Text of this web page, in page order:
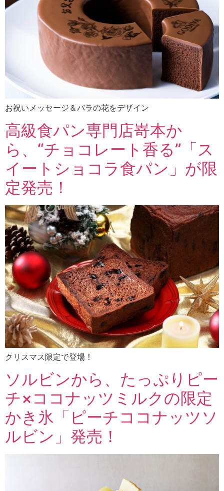
お祝いメッセージ＆バラの花をデザイン
高級食パン専門店嵜本か
ら、“チョコレート香る”「ス
イートショコラ食パン」が限
定発売！
クリスマス限定で登場！
ソルビンから、たっぷりピー
チ×ココナッツミルクの限定
かき氷「ピーチココナッツソ
ルビン」発売！